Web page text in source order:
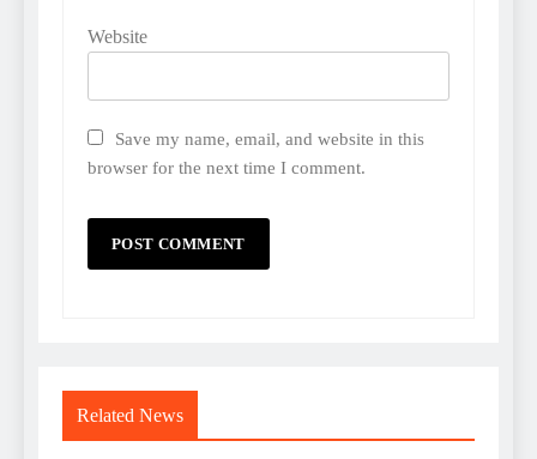
Website
Save my name, email, and website in this
browser for the next time I comment.
Related News